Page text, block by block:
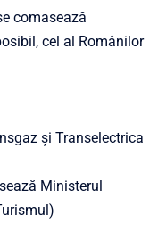
comasează
cel al Românilor
și Transelectrica
Ministerul